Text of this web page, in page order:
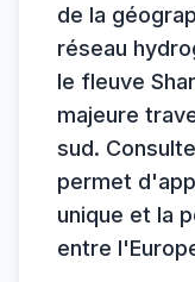
de la
réseau
le fleuve
majeure
sud.
permet
unique et la
entre